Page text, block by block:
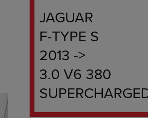
JAGUAR
F-TYPE S
2013 ->
3.0 V6 380